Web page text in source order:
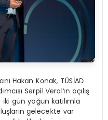
Hakan Konak, TÜSİAD
Serpil Veral’ın açılış
gün yoğun katılımla
gelecekte var